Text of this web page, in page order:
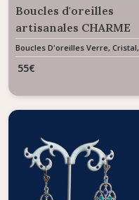
Boucles d'oreilles
artisanales CHARME
résine et feuille d'or
Boucles D'oreilles Verre, Cristal,
Résine & Céramique
55€